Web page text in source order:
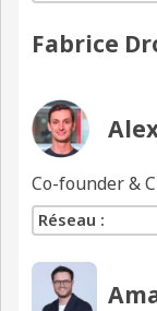
Fabrice
Co-founder &
Réseau :